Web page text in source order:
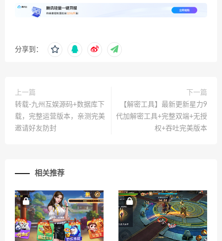
分享到：
上一篇
转载-九州互娱源码+数据库下
载，完整运营版本，亲测完美
邀请好友防封
下一篇
【解密工具】最新更新星力9
代加解密工具+完整双端+无授
权+吞吐完美版本
相关推荐